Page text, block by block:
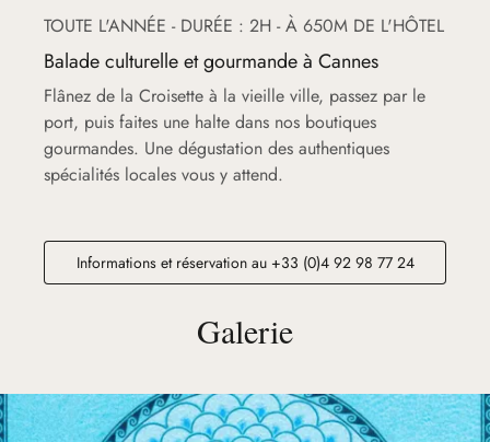
TOUTE L'ANNÉE - DURÉE : 2H - À 650M DE L'HÔTEL
Balade culturelle et gourmande à Cannes
Flânez de la Croisette à la vieille ville, passez par le
port, puis faites une halte dans nos boutiques
gourmandes. Une dégustation des authentiques
spécialités locales vous y attend.
Informations et réservation au +33 (0)4 92 98 77 24
Galerie